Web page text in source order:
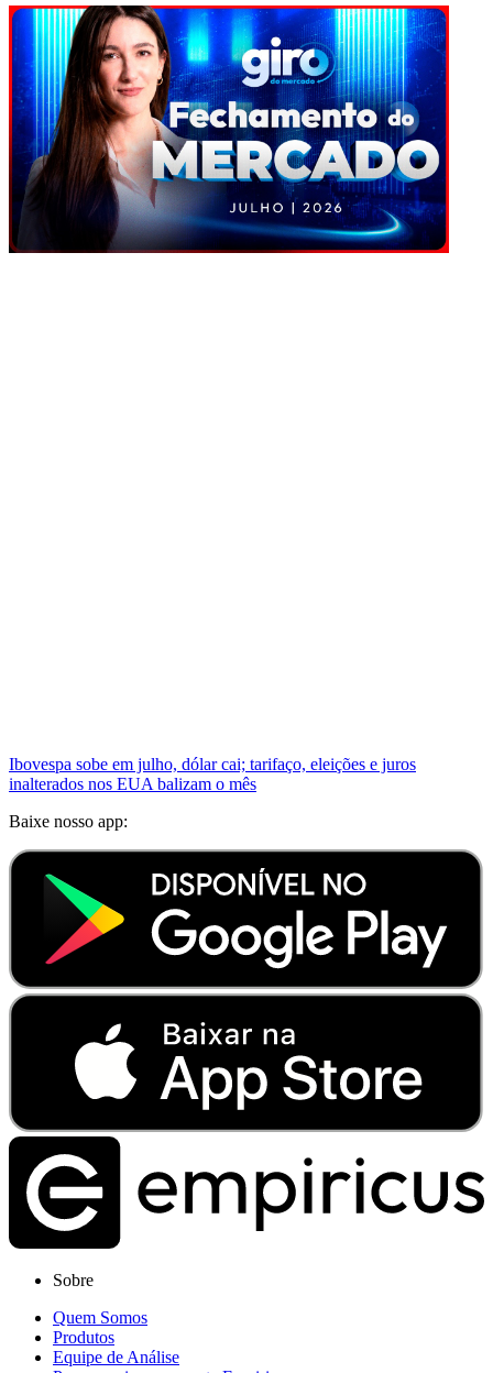
Ibovespa sobe em julho, dólar cai; tarifaço, eleições e juros
inalterados nos EUA balizam o mês
Baixe nosso app:
Sobre
Quem Somos
Produtos
Equipe de Análise